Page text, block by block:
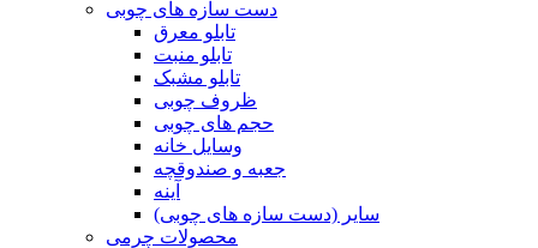
دست سازه های چوبی
تابلو معرق
تابلو منبت
تابلو مشبک
ظروف چوبی
حجم های چوبی
وسایل خانه
جعبه و صندوقچه
آینه
سایر (دست سازه های چوبی)
محصولات چرمی